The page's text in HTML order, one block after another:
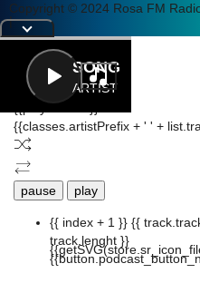
Copyright © 2024 Rosa FM
|
SONG
ARTIST
Letra
{{playListTitle}}
{{classes.artistPrefix + ' ' +
pause play
{{ index + 1 }} {{
track.lenght }}